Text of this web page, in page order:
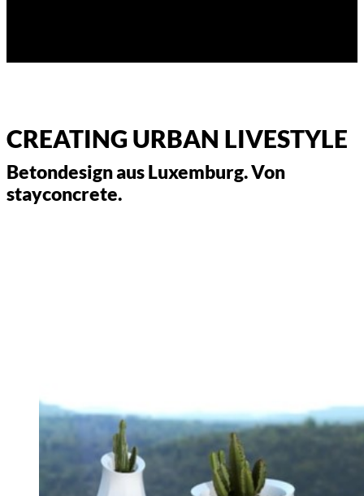
CREATING URBAN LIVESTYLE
Betondesign aus Luxemburg. Von
stayconcrete.